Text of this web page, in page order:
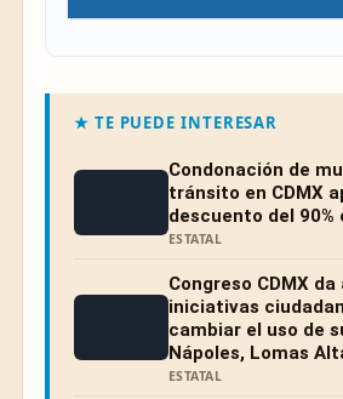
★ TE PUEDE INTERESAR
Condonación de
tránsito en CDMX
descuento del 90%
ESTATAL
Congreso CDMX
iniciativas
cambiar el uso de
Nápoles, Lomas
ESTATAL